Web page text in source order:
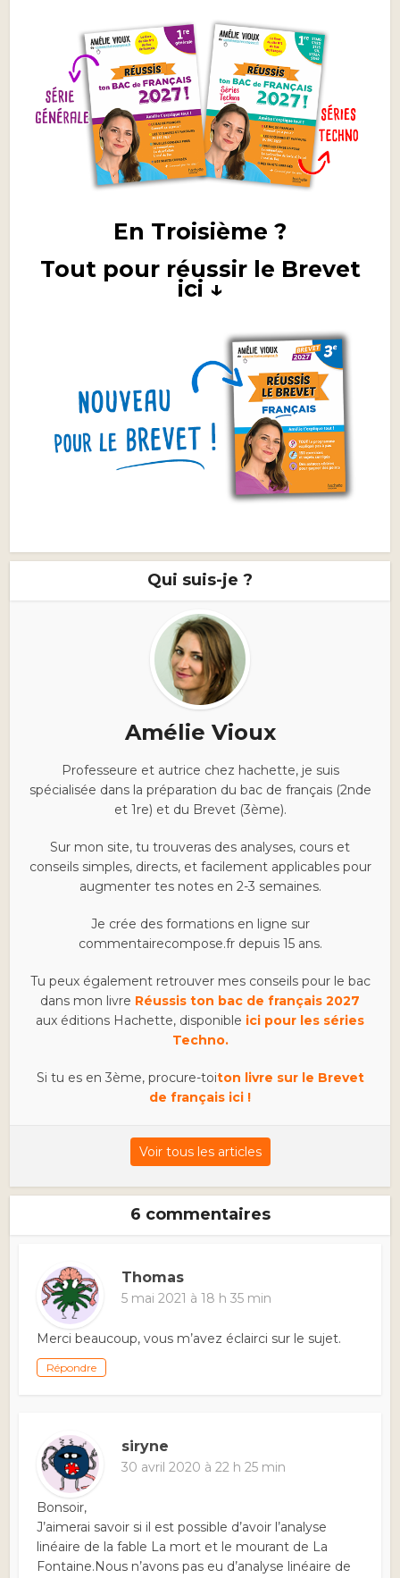
En Troisième ?
Tout pour réussir le Brevet
ici ↓
Qui suis-je ?
Amélie Vioux
Professeure et autrice chez hachette, je suis
spécialisée dans la préparation du bac de français (2nde
et 1re) et du Brevet (3ème).
Sur mon site, tu trouveras des analyses, cours et
conseils simples, directs, et facilement applicables pour
augmenter tes notes en 2-3 semaines.
Je crée des formations en ligne sur
commentairecompose.fr depuis 15 ans.
Tu peux également retrouver mes conseils pour le bac
dans mon livre Réussis ton bac de français 2027
aux éditions Hachette, disponible ici pour les séries
Techno.
Si tu es en 3ème, procure-toiton livre sur le Brevet
de français ici !
Voir tous les articles
6 commentaires
Thomas
5 mai 2021 à 18 h 35 min
Merci beaucoup, vous m’avez éclairci sur le sujet.
Répondre
siryne
30 avril 2020 à 22 h 25 min
Bonsoir,
J’aimerai savoir si il est possible d’avoir l’analyse
linéaire de la fable La mort et le mourant de La
Fontaine.Nous n’avons pas eu d’analyse linéaire de